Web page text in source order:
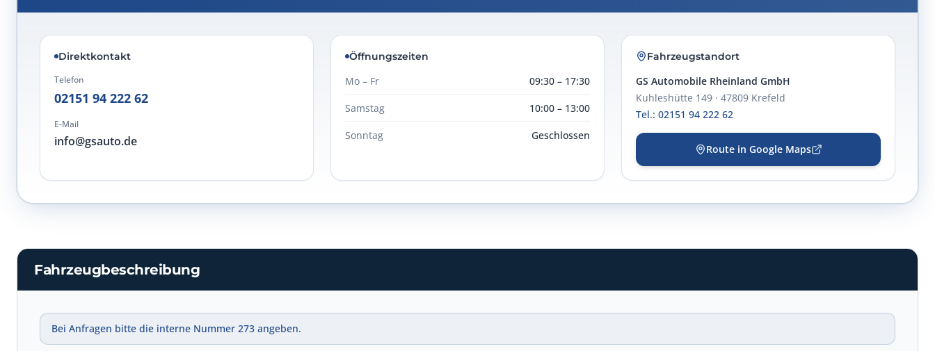
Direktkontakt
Telefon
02151 94 222 62
E-Mail
info@gsauto.de
Öffnungszeiten
Mo – Fr 09:30 – 17:30
Samstag 10:00 – 13:00
Sonntag Geschlossen
Fahrzeugstandort
GS Automobile Rheinland GmbH
Kuhleshütte 149 · 47809 Krefeld
Tel.: 02151 94 222 62
Route in Google Maps
Fahrzeugbeschreibung
Bei Anfragen bitte die interne Nummer 273 angeben.